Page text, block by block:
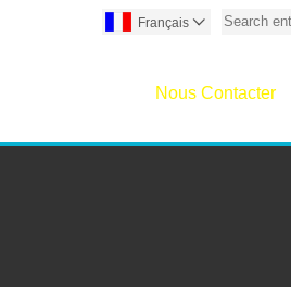
Français 
Nous Contacter